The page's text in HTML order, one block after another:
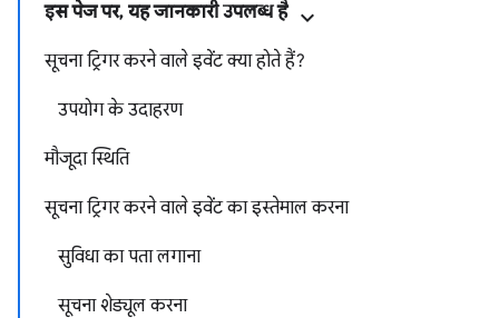
इस पेज पर, यह जानकारी उपलब्ध है
सूचना ट्रिगर करने वाले इवेंट क्या होते हैं?
उपयोग के उदाहरण
मौजूदा स्थिति
सूचना ट्रिगर करने वाले इवेंट का इस्तेमाल करना
सुविधा का पता लगाना
सूचना शेड्यूल करना